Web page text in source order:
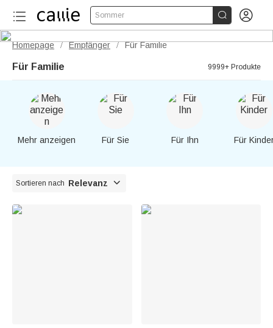
Sommer  
Homepage / Empfänger / Für Familie
Für Familie 9999+ Produkte
Mehr anzeigen Für Sie Für Ihn Für
Sortieren nach Relevanz 